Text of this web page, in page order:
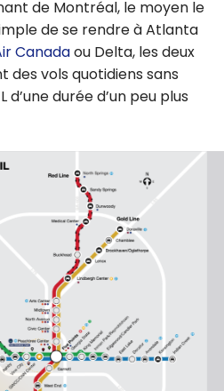
de Montréal, le moyen le
de se rendre à Atlanta
Canadaou Delta, les deux
vols quotidiens sans
d’une durée d’un peu plus